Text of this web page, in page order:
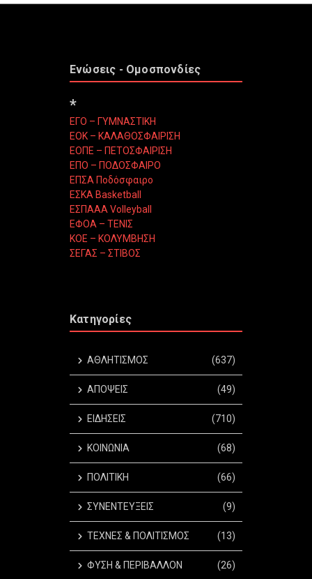
Ενώσεις - Ομοσπονδίες
*
ΕΓΟ – ΓΥΜΝΑΣΤΙΚΗ
ΕΟΚ – ΚΑΛΑΘΟΣΦΑΙΡΙΣΗ
ΕΟΠΕ – ΠΕΤΟΣΦΑΙΡΙΣΗ
ΕΠΟ – ΠΟΔΟΣΦΑΙΡΟ
ΕΠΣΑ Ποδόσφαιρο
ΕΣΚΑ Basketball
ΕΣΠΑΑΑ Volleyball
ΕΦΟΑ – ΤΕΝΙΣ
ΚΟΕ – ΚΟΛΥΜΒΗΣΗ
ΣΕΓΑΣ – ΣΤΙΒΟΣ
Κατηγορίες
ΑΘΛΗΤΙΣΜΟΣ (637)
ΑΠΟΨΕΙΣ (49)
ΕΙΔΗΣΕΙΣ (710)
ΚΟΙΝΩΝΙΑ (68)
ΠΟΛΙΤΙΚΗ (66)
ΣΥΝΕΝΤΕΥΞΕΙΣ (9)
ΤΕΧΝΕΣ & ΠΟΛΙΤΙΣΜΟΣ (13)
ΦΥΣΗ & ΠΕΡΙΒΑΛΛΟΝ (26)